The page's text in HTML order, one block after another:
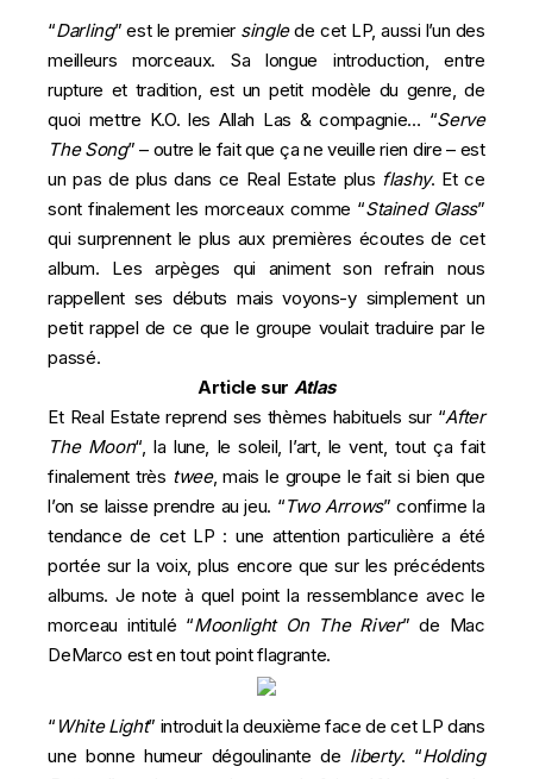
“Darling” est le premier singlede cet LP, aussi l’un des
meilleurs morceaux. Sa longue introduction, entre
rupture et tradition, est un petit modèle du genre, de
quoi mettre K.O. les Allah Las & compagnie… “Serve
The Song” – outre le fait que ça ne veuille rien dire – est
un pas de plus dans ce Real Estate plus flashy. Et ce
sont finalement les morceaux comme “Stained Glass”
qui surprennent le plus aux premières écoutes de cet
album. Les arpèges qui animent son refrain nous
rappellent ses débuts mais voyons-y simplement un
petit rappel de ce que le groupe voulait traduire par le
passé.
Article sur Atlas
Et Real Estate reprend ses thèmes habituels sur “After
The Moon“, la lune, le soleil, l’art, le vent, tout ça fait
finalement très twee, mais le groupe le fait si bien que
l’on se laisse prendre au jeu. “Two Arrows” confirme la
tendance de cet LP : une attention particulière a été
portée sur la voix, plus encore que sur les précédents
albums. Je note à quel point la ressemblance avec le
morceau intitulé “Moonlight On The River” de Mac
DeMarco est en tout point flagrante.
“ White Light” introduit la deuxième face de cet LP dans
une bonne humeur dégoulinante de liberty. “Holding